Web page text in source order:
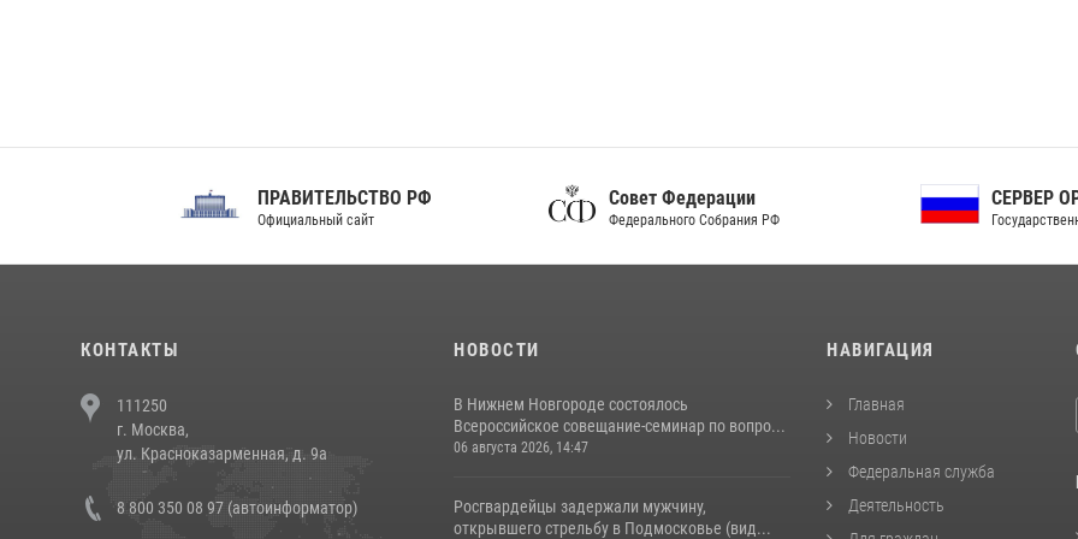
ПРАВИТЕЛЬСТВО РФ
Официальный сайт
Совет Федерации
Федерального Собрания РФ
СЕРВЕР ОРГАНОВ
Государственной власти РФ
КОНТАКТЫ
111250
г. Москва,
ул. Красноказарменная, д. 9а
8 800 350 08 97 (автоинформатор)
НОВОСТИ
В Нижнем Новгороде состоялось
Всероссийское совещание-семинар по вопро...
06 августа 2026, 14:47
Росгвардейцы задержали мужчину,
открывшего стрельбу в Подмосковье (вид...
НАВИГАЦИЯ
Главная
Новости
Федеральная служба
Деятельность